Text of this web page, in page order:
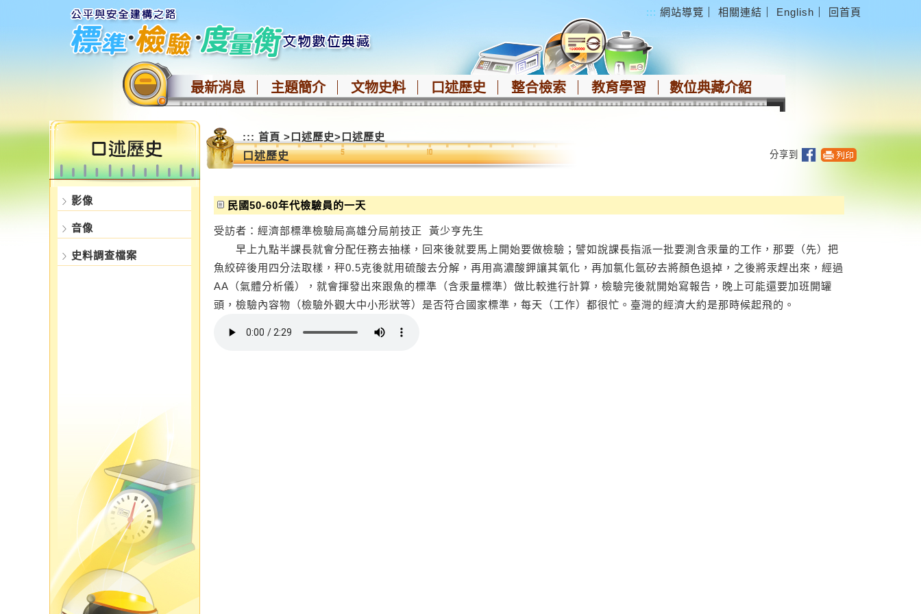
::: 網站導覽 相關連結 English 回首頁
最新消息 主題簡介 文物史料 口述歷史 整合檢索 教育學習 數位典藏介紹
:::
影像
音像
史料調查檔案
::: 首頁 >口述歷史>口述歷史
口述歷史
分享到
民國50-60年代檢驗員的一天
受訪者：經濟部標準檢驗局高雄分局前技正 黃少亨先生
早上九點半課長就會分配任務去抽樣，回來後就要馬上開始要做檢驗；譬如說課長指派一批要測含汞量的工作，那要（先）把
魚絞碎後用四分法取樣，秤0.5克後就用硫酸去分解，再用高濃酸鉀讓其氧化，再加氯化氬矽去將顏色退掉，之後將汞趕出來，經過
AA（氣體分析儀），就會揮發出來跟魚的標準（含汞量標準）做比較進行計算，檢驗完後就開始寫報告，晚上可能還要加班開罐
頭，檢驗內容物（檢驗外觀大中小形狀等）是否符合國家標準，每天（工作）都很忙。臺灣的經濟大約是那時候起飛的。